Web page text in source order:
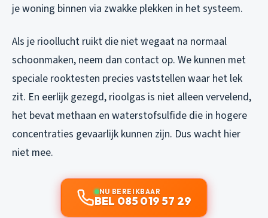
je woning binnen via zwakke plekken in het systeem.
Als je rioollucht ruikt die niet wegaat na normaal
schoonmaken, neem dan contact op. We kunnen met
speciale rooktesten precies vaststellen waar het lek
zit. En eerlijk gezegd, rioolgas is niet alleen vervelend,
het bevat methaan en waterstofsulfide die in hogere
concentraties gevaarlijk kunnen zijn. Dus wacht hier
niet mee.
NU BEREIKBAAR
BEL 085 019 57 29